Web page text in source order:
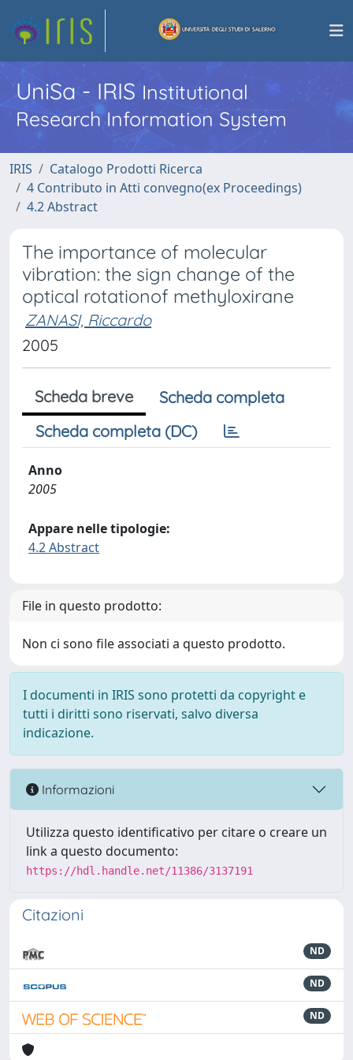
UniSa - IRISInstitutional
Research Information System
IRIS
Catalogo Prodotti Ricerca
4 Contributo in Atti convegno(ex Proceedings)
4.2 Abstract
The importance of molecular
vibration: the sign change of the
optical rotationof methyloxirane
ZANASI, Riccardo
2005
Scheda breve
Scheda completa
Scheda completa (DC)
Anno
2005
Appare nelle tipologie:
4.2 Abstract
File in questo prodotto:
Non ci sono file associati a questo prodotto.
I documenti in IRIS sono protetti da copyright e
tutti i diritti sono riservati, salvo diversa
indicazione.
Informazioni
Utilizza questo identificativo per citare o creare un
link a questo documento:
https://hdl.handle.net/11386/3137191
Citazioni
ND
ND
ND